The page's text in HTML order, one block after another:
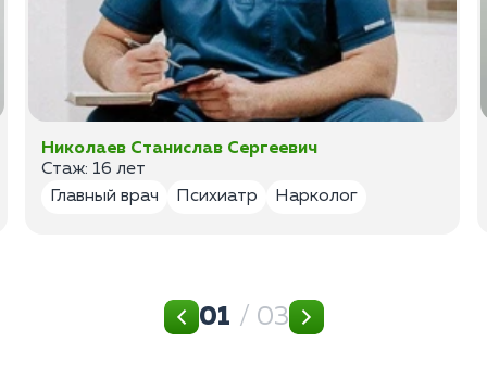
Николаев Станислав Сергеевич
Стаж: 16 лет
Главный врач
Психиатр Нарколог
01 / 03